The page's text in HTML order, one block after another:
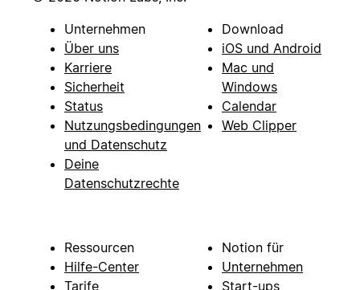
Unternehmen
Über uns
Karriere
Sicherheit
Status
Nutzungsbedingungen
und Datenschutz
Deine
Datenschutzrechte
Download
iOS und Android
Mac und
Windows
Calendar
Web Clipper
Ressourcen
Hilfe-Center
Tarife
Notion für
Unternehmen
Start-ups